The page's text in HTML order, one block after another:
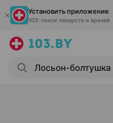
Установить приложение
103: поиск лекарств и врачей